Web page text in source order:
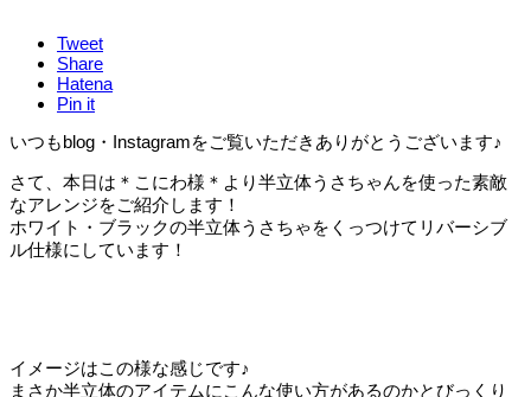
Tweet
Share
Hatena
Pin it
いつもblog・Instagramをご覧いただきありがとうございます♪
さて、本日は＊こにわ様＊より半立体うさちゃんを使った素敵
なアレンジをご紹介します！
ホワイト・ブラックの半立体うさちゃをくっつけてリバーシブ
ル仕様にしています！
イメージはこの様な感じです♪
まさか半立体のアイテムにこんな使い方があるのかとびっくり